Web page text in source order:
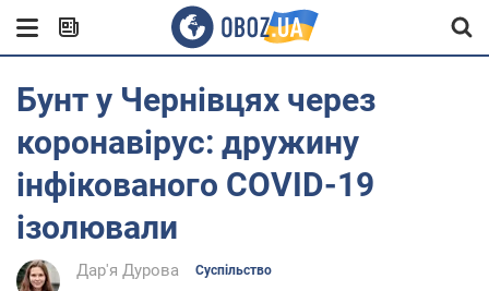
Бунт у Чернівцях через
коронавірус: дружину
інфікованого COVID-19
ізолювали
Дар'я Дурова Суспільство